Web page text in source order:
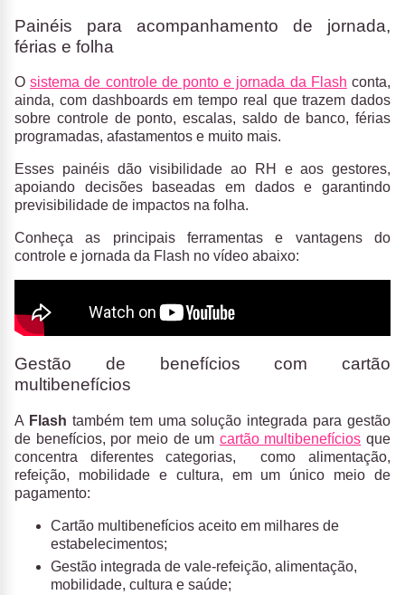
Painéis para acompanhamento de jornada,
férias e folha
Osistema de controle de ponto e jornada da Flash conta,
ainda, com dashboards em tempo real que trazem dados
sobre controle de ponto, escalas, saldo de banco, férias
programadas, afastamentos e muito mais.
Esses painéis dão visibilidade ao RH e aos gestores,
apoiando decisões baseadas em dados e garantindo
previsibilidade de impactos na folha.
Conheça as principais ferramentas e vantagens do
controle e jornada da Flash no vídeo abaixo:
Gestão de benefícios com cartão
multibenefícios
A Flash também tem uma solução integrada para gestão
de benefícios, por meio de um cartão multibenefícios que
concentra diferentes categorias, como alimentação,
refeição, mobilidade e cultura, em um único meio de
pagamento:
Cartão multibenefícios aceito em milhares de
estabelecimentos;
Gestão integrada de vale-refeição, alimentação,
mobilidade, cultura e saúde;